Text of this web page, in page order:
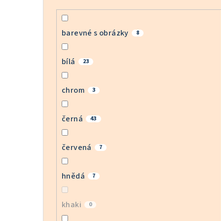
barevné s obrázky 8
bílá 23
chrom 3
černá 43
červená 7
hnědá 7
khaki 0